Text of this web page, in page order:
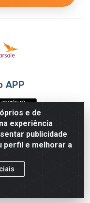
e de
experiência
publicidade
perfil e melhorar a
APP